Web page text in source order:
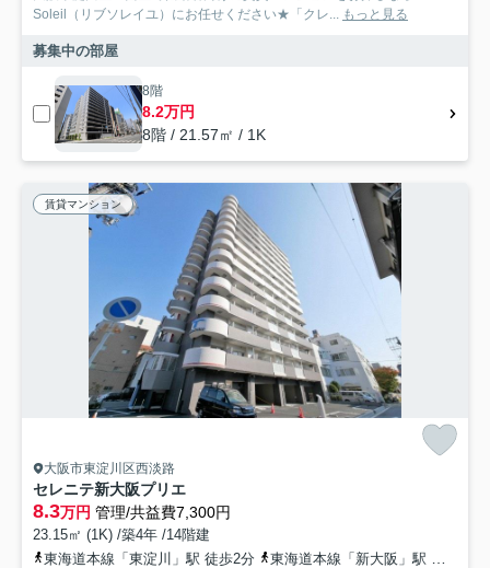
Soleil（リブソレイユ）にお任せください★「クレ... もっと見る
募集中の部屋
8階
8.2万円
8階 / 21.57㎡ / 1K
賃貸マンション
大阪市東淀川区西淡路
セレニテ新大阪プリエ
8.3万円 管理/共益費7,300円
23.15㎡ (1K) /築4年 /14階建
東海道本線「東淀川」駅 徒歩2分
東海道本線「新大阪」駅 徒歩6分